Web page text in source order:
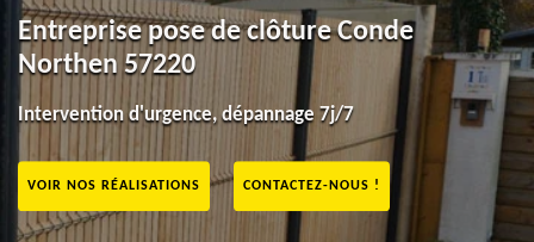
Entreprise pose de clôture Conde
Northen 57220
Intervention d'urgence, dépannage 7j/7
VOIR NOS RÉALISATIONS CONTACTEZ-NOUS !